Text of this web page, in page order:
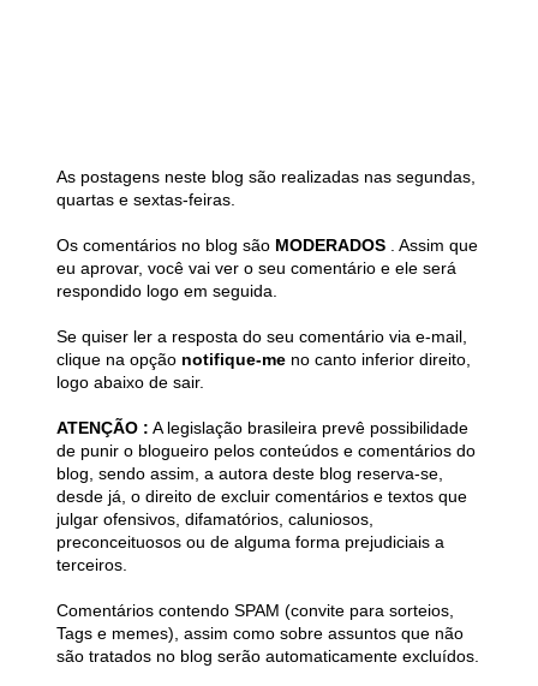
As postagens neste blog são realizadas nas segundas,
quartas e sextas-feiras.
Os comentários no blog são MODERADOS
. Assim que
eu aprovar, você vai ver o seu comentário e ele será
respondido logo em seguida.
Se quiser ler a resposta do seu comentário via e-mail,
clique na opção notifique-me no canto inferior direito,
logo abaixo de sair.
ATENÇÃO : A legislação brasileira prevê possibilidade
de punir o blogueiro pelos conteúdos e comentários do
blog, sendo assim, a autora deste blog reserva-se,
desde já, o direito de excluir comentários e textos que
julgar ofensivos, difamatórios, caluniosos,
preconceituosos ou de alguma forma prejudiciais a
terceiros.
Comentários contendo SPAM (convite para sorteios,
Tags e memes), assim como sobre assuntos que não
são tratados no blog serão automaticamente excluídos.